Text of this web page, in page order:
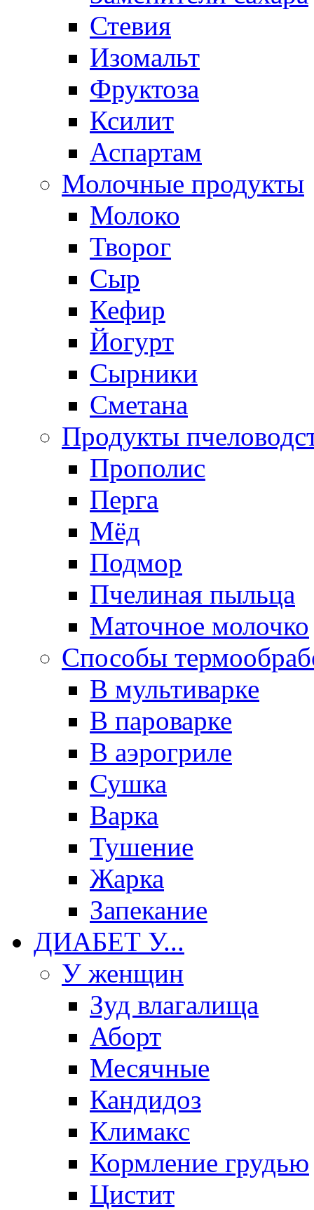
Стевия
Изомальт
Фруктоза
Ксилит
Аспартам
Молочные продукты
Молоко
Творог
Сыр
Кефир
Йогурт
Сырники
Сметана
Продукты
Прополис
Перга
Мёд
Подмор
Пчелиная пыльца
Маточное молочко
Способы
В мультиварке
В пароварке
В аэрогриле
Сушка
Варка
Тушение
Жарка
Запекание
ДИАБЕТ У...
У женщин
Зуд влагалища
Аборт
Месячные
Кандидоз
Климакс
Кормление грудью
Цистит